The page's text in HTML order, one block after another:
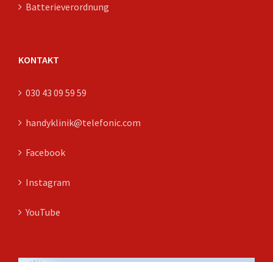
Batterieverordnung
KONTAKT
030 43 09 59 59
handyklinik@telefonic.com
Facebook
Instagram
YouTube